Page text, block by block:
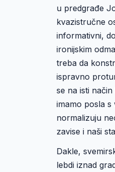
u predgrađe
kvazistručne
informativni,
ironijskim
treba da
ispravno
se na isti
imamo posla s
normalizuju
zavise i naši
Dakle,
lebdi iznad